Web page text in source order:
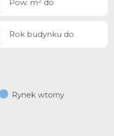
Rynek wtorny